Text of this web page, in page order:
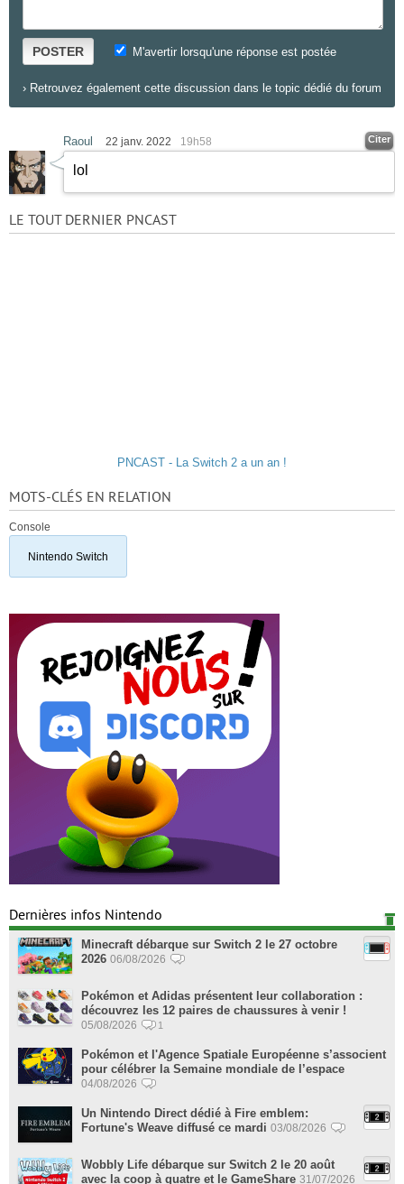
POSTER M'avertir lorsqu'une réponse est postée
› Retrouvez également cette discussion dans le topic dédié du forum
Raoul 22 janv. 2022 19h58 Citer
lol
LE TOUT DERNIER PNCAST
PNCAST - La Switch 2 a un an !
MOTS-CLÉS EN RELATION
Console
Nintendo Switch
Dernières infos Nintendo
Minecraft débarque sur Switch 2 le 27 octobre
2026 06/08/2026
Pokémon et Adidas présentent leur collaboration :
découvrez les 12 paires de chaussures à venir !
05/08/2026 1
Pokémon et l'Agence Spatiale Européenne s’associent
pour célébrer la Semaine mondiale de l’espace
04/08/2026
Un Nintendo Direct dédié à Fire emblem:
Fortune's Weave diffusé ce mardi 03/08/2026
Wobbly Life débarque sur Switch 2 le 20 août
avec la coop à quatre et le GameShare 31/07/2026